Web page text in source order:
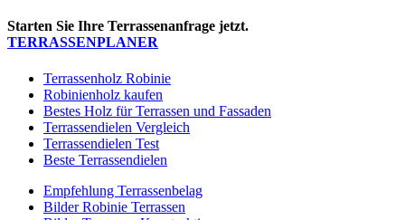
Starten Sie Ihre Terrassenanfrage jetzt.
TERRASSENPLANER
Terrassenholz Robinie
Robinienholz kaufen
Bestes Holz für Terrassen und Fassaden
Terrassendielen Vergleich
Terrassendielen Test
Beste Terrassendielen
Empfehlung Terrassenbelag
Bilder Robinie Terrassen